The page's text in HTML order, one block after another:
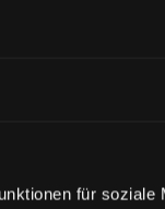
für soziale
Passform sind
im Schwarzwald
Alb und sind
unbedenklich